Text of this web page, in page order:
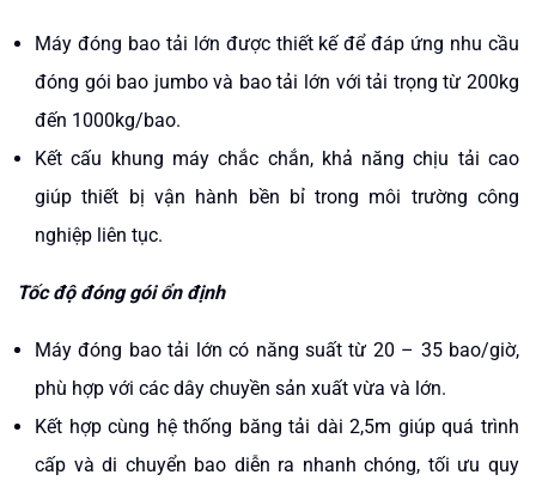
Máy đóng bao tải lớn được thiết kế để đáp ứng nhu cầu
đóng gói bao jumbo và bao tải lớn với tải trọng từ 200kg
đến 1000kg/bao.
Kết cấu khung máy chắc chắn, khả năng chịu tải cao
giúp thiết bị vận hành bền bỉ trong môi trường công
nghiệp liên tục.
Tốc độ đóng gói ổn định
Máy đóng bao tải lớn có năng suất từ 20 – 35 bao/giờ,
phù hợp với các dây chuyền sản xuất vừa và lớn.
Kết hợp cùng hệ thống băng tải dài 2,5m giúp quá trình
cấp và di chuyển bao diễn ra nhanh chóng, tối ưu quy